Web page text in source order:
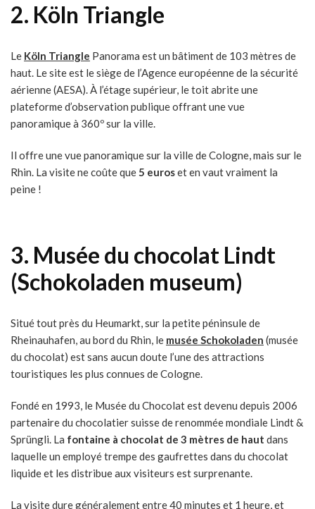
2. Köln Triangle
Le Köln Triangle Panorama est un bâtiment de 103 mètres de
haut. Le site est le siège de l’Agence européenne de la sécurité
aérienne (AESA). À l’étage supérieur, le toit abrite une
plateforme d’observation publique offrant une vue
panoramique à 360º sur la ville.
Il offre une vue panoramique sur la ville de Cologne, mais sur le
Rhin. La visite ne coûte que5 euroset en vaut vraiment la
peine !
3. Musée du chocolat Lindt
(Schokoladen museum)
Situé tout près du Heumarkt, sur la petite péninsule de
Rheinauhafen, au bord du Rhin, le musée Schokoladen (musée
du chocolat) est sans aucun doute l’une des attractions
touristiques les plus connues de Cologne.
Fondé en 1993, le Musée du Chocolat est devenu depuis 2006
partenaire du chocolatier suisse de renommée mondiale Lindt &
Sprüngli. La fontaine à chocolat de 3 mètres de haut dans
laquelle un employé trempe des gaufrettes dans du chocolat
liquide et les distribue aux visiteurs est surprenante.
La visite dure généralement entre 40 minutes et 1 heure, et